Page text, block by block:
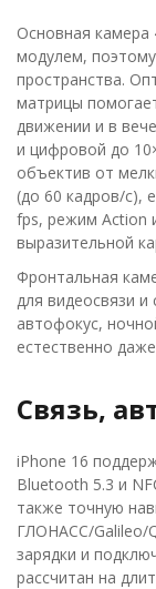
Основная
модулем,
пространства.
матрицы
движении и в
и цифровой до
объектив от
(до 60 кадров/с),
fps, режим Action
выразительной
Фронтальная
для видеосвязи
автофокус,
естественно
Связь,
iPhone 16
Bluetooth 5.3 и
также точную
ГЛОНАСС/Galileo/
зарядки и
рассчитан на